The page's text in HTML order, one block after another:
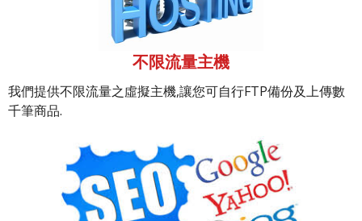
不限流量主機
我們提供不限流量之虛擬主機,讓您可自行FTP備份及上傳數
千筆商品.